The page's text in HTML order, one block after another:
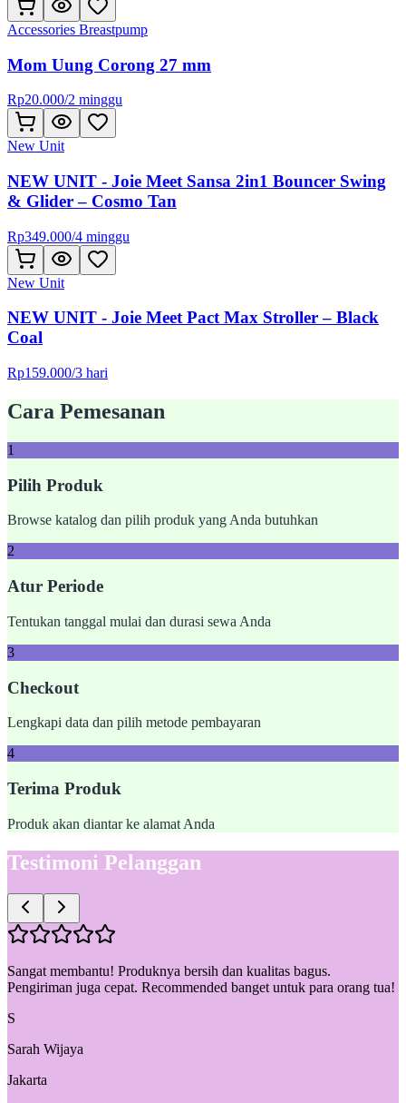
Accessories Breastpump
Mom Uung Corong 27 mm
Rp20.000/2 minggu
New Unit
NEW UNIT - Joie Meet Sansa 2in1 Bouncer Swing
& Glider – Cosmo Tan
Rp349.000/4 minggu
New Unit
NEW UNIT - Joie Meet Pact Max Stroller – Black
Coal
Rp159.000/3 hari
Cara Pemesanan
1
Pilih Produk
Browse katalog dan pilih produk yang Anda butuhkan
2
Atur Periode
Tentukan tanggal mulai dan durasi sewa Anda
3
Checkout
Lengkapi data dan pilih metode pembayaran
4
Terima Produk
Produk akan diantar ke alamat Anda
Testimoni Pelanggan
Sangat membantu! Produknya bersih dan kualitas bagus.
Pengiriman juga cepat. Recommended banget untuk para orang tua!
S
Sarah Wijaya
Jakarta